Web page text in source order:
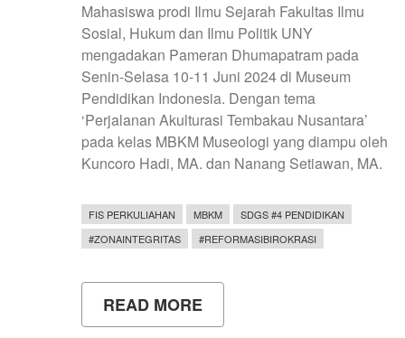
Mahasiswa prodi Ilmu Sejarah Fakultas Ilmu
Sosial, Hukum dan Ilmu Politik UNY
mengadakan Pameran Dhumapatram pada
Senin-Selasa 10-11 Juni 2024 di Museum
Pendidikan Indonesia. Dengan tema
‘Perjalanan Akulturasi Tembakau Nusantara’
pada kelas MBKM Museologi yang diampu oleh
Kuncoro Hadi, MA. dan Nanang Setiawan, MA.
FIS PERKULIAHAN MBKM
SDGS #4 PENDIDIKAN
#ZONAINTEGRITAS
#REFORMASIBIROKRASI
READ MORE
PAMERAN